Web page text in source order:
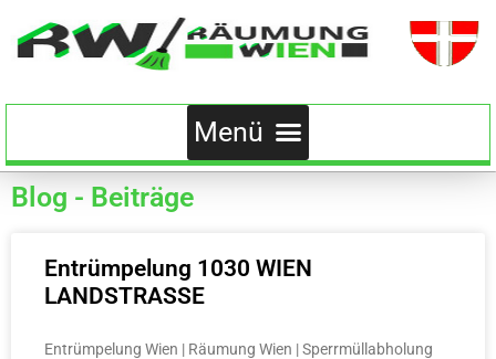
Blog - Beiträge
Entrümpelung 1030 WIEN
LANDSTRASSE
Entrümpelung Wien | Räumung Wien | Sperrmüllabholung